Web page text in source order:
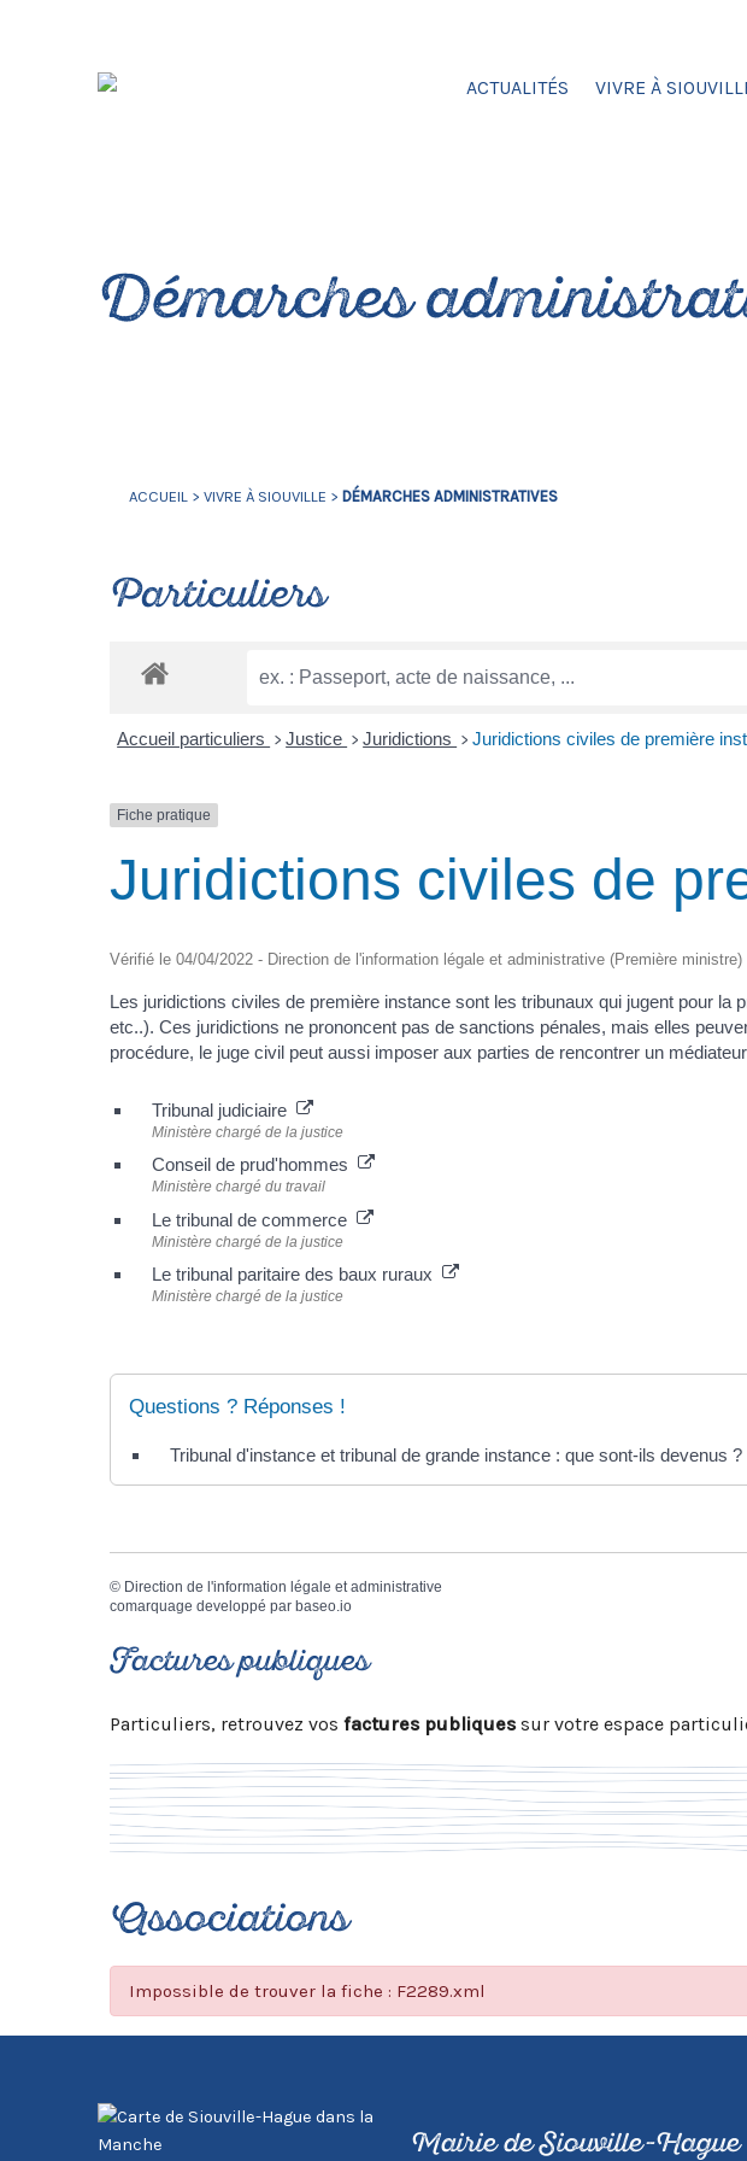
ACTUALITÉS VIVRE À
Démarches
ACCUEIL > VIVRE À SIOUVILLE > DÉMARCHES ADMINISTRATIVES
Particuliers
Accueil particuliers > Justice > Juridictions > Juridictions civiles de première
Fiche pratique
Juridictions civiles de
Vérifié le 04/04/2022 - Direction de l'information légale et administrative (Première ministre)
Les juridictions civiles de première instance sont les tribunaux qui jugent pour
etc..). Ces juridictions ne prononcent pas de sanctions pénales, mais elles
procédure, le juge civil peut aussi imposer aux parties de rencontrer un
Tribunal judiciaire
Ministère chargé de la justice
Conseil de prud'hommes
Ministère chargé du travail
Le tribunal de commerce
Ministère chargé de la justice
Le tribunal paritaire des baux ruraux
Ministère chargé de la justice
Questions ? Réponses !
Tribunal d'instance et tribunal de grande instance : que sont-ils devenus ?
© Direction de l'information légale et administrative
comarquage developpé par baseo.io
Factures publiques
Particuliers, retrouvez vos factures publiquessur votre espace
Associations
Impossible de trouver la fiche : F2289.xml
Mairie de Siouville-Hague